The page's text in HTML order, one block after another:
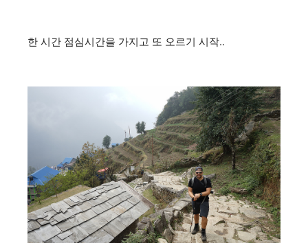
한 시간 점심시간을 가지고 또 오르기 시작..